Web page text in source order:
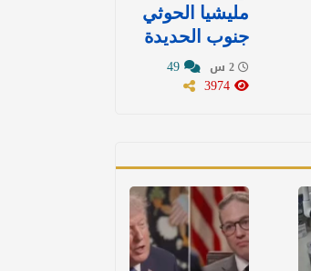
مليشيا الحوثي
جنوب الحديدة